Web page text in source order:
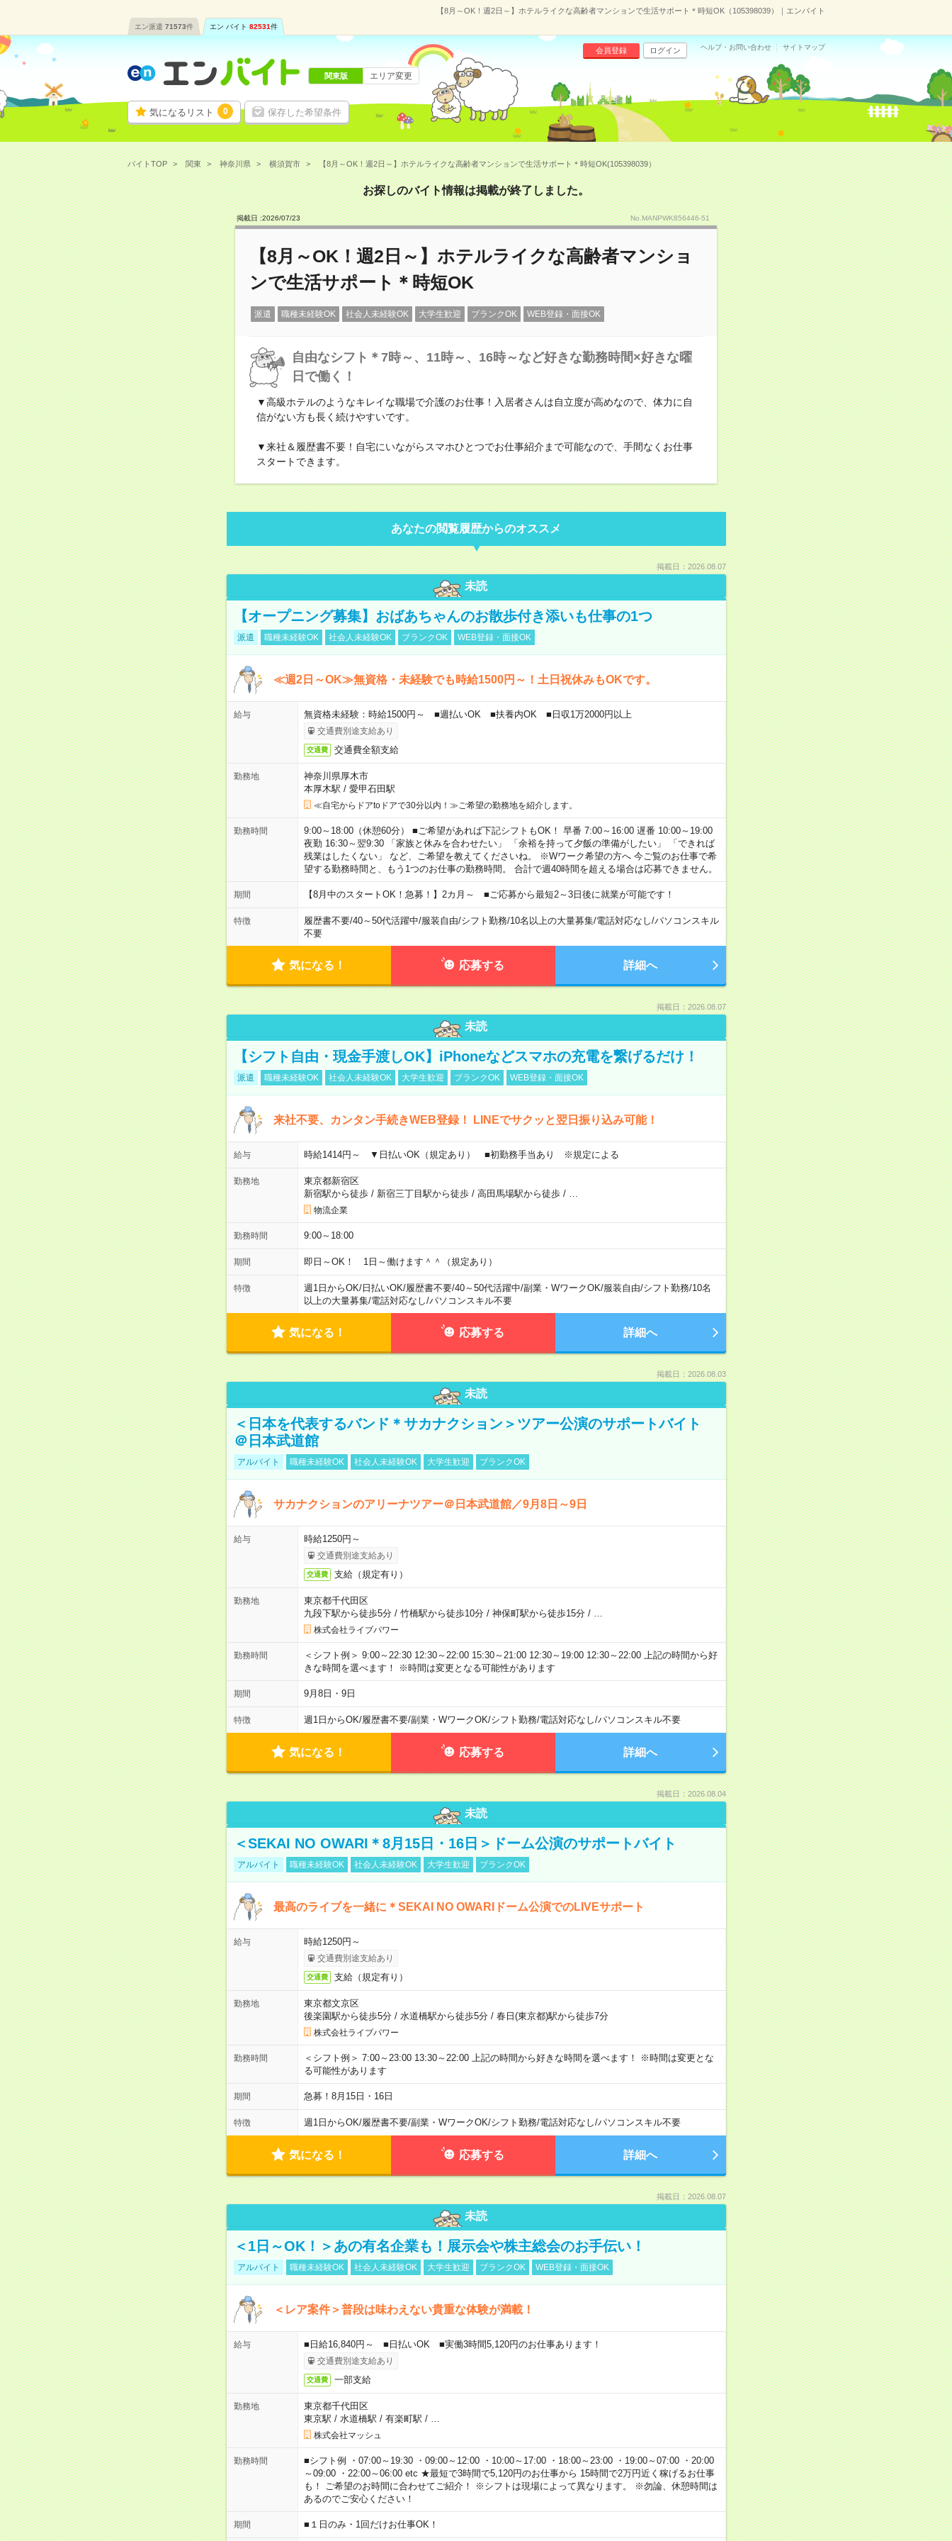
【8月～OK！週2日～】ホテルライクな高齢者マンションで生活サポート＊時短OK（105398039）｜エンバイト
エン派遣 71573件 エン バイト 82531件
気になるリスト 0 保存した希望条件
会員登録 ログイン ヘルプ・お問い合わせ サイトマップ
関東版 エリア変更
バイトTOP 関東 神奈川県 横須賀市 【8月～OK！週2日～】ホテルライクな高齢者マンションで生活サポート＊時短OK(105398039）
お探しのバイト情報は掲載が終了しました。
掲載日 :2026/07/23 No.MANPWK856446-51
【8月～OK！週2日～】ホテルライクな高齢者マンショ
ンで生活サポート＊時短OK
派遣 職種未経験OK 社会人未経験OK 大学生歓迎 ブランクOK WEB登録・面接OK
自由なシフト＊7時～、11時～、16時～など好きな勤務時間×好きな曜
日で働く！
▼高級ホテルのようなキレイな職場で介護のお仕事！入居者さんは自立度が高めなので、体力に自
信がない方も長く続けやすいです。
▼来社＆履歴書不要！自宅にいながらスマホひとつでお仕事紹介まで可能なので、手間なくお仕事
スタートできます。
あなたの閲覧履歴からのオススメ
掲載日：2026.08.07
未読
【オープニング募集】おばあちゃんのお散歩付き添いも仕事の1つ
派遣 職種未経験OK 社会人未経験OK ブランクOK WEB登録・面接OK
≪週2日～OK≫無資格・未経験でも時給1500円～！土日祝休みもOKです。
給与 無資格未経験：時給1500円～ ■週払いOK ■扶養内OK ■日収1万2000円以上
交通費別途支給あり
交通費 交通費全額支給
勤務地
神奈川県厚木市
本厚木駅 / 愛甲石田駅
≪自宅からドアtoドアで30分以内！≫ご希望の勤務地を紹介します。
勤務時間
9:00～18:00（休憩60分） ■ご希望があれば下記シフトもOK！ 早番 7:00～16:00 遅番 10:00～19:00
夜勤 16:30～翌9:30 「家族と休みを合わせたい」 「余裕を持って夕飯の準備がしたい」 「できれば
残業はしたくない」 など、ご希望を教えてくださいね。 ※Wワーク希望の方へ 今ご覧のお仕事で希
望する勤務時間と、もう1つのお仕事の勤務時間。 合計で週40時間を超える場合は応募できません。
期間 【8月中のスタートOK！急募！】2カ月～ ■ご応募から最短2～3日後に就業が可能です！
特徴 履歴書不要/40～50代活躍中/服装自由/シフト勤務/10名以上の大量募集/電話対応なし/パソコンスキル
不要
気になる！ 応募する 詳細へ
掲載日：2026.08.07
未読
【シフト自由・現金手渡しOK】iPhoneなどスマホの充電を繋げるだけ！
派遣 職種未経験OK 社会人未経験OK 大学生歓迎 ブランクOK WEB登録・面接OK
来社不要、カンタン手続きWEB登録！ LINEでサクッと翌日振り込み可能！
給与 時給1414円～ ▼日払いOK（規定あり） ■初勤務手当あり ※規定による
勤務地
東京都新宿区
新宿駅から徒歩/ 新宿三丁目駅から徒歩/ 高田馬場駅から徒歩/
物流企業
勤務時間 9:00～18:00
期間 即日～OK！ 1日～働けます＾＾（規定あり）
特徴 週1日からOK/日払いOK/履歴書不要/40～50代活躍中/副業・WワークOK/服装自由/シフト勤務/10名
以上の大量募集/電話対応なし/パソコンスキル不要
気になる！ 応募する 詳細へ
掲載日：2026.08.03
未読
＜日本を代表するバンド＊サカナクション＞ツアー公演のサポートバイト
＠日本武道館
アルバイト 職種未経験OK 社会人未経験OK 大学生歓迎 ブランクOK
サカナクションのアリーナツアー＠日本武道館／9月8日～9日
給与 時給1250円～
交通費別途支給あり
交通費 支給（規定有り）
勤務地
東京都千代田区
九段下駅から徒歩5分/ 竹橋駅から徒歩10分/ 神保町駅から徒歩15分/
株式会社ライブパワー
勤務時間
＜シフト例＞ 9:00～22:30 12:30～22:00 15:30～21:00 12:30～19:00 12:30～22:00 上記の時間から好
きな時間を選べます！ ※時間は変更となる可能性があります
期間 9月8日・9日
特徴 週1日からOK/履歴書不要/副業・WワークOK/シフト勤務/電話対応なし/パソコンスキル不要
気になる！ 応募する 詳細へ
掲載日：2026.08.04
未読
＜SEKAI NO OWARI＊8月15日・16日＞ドーム公演のサポートバイト
アルバイト 職種未経験OK 社会人未経験OK 大学生歓迎 ブランクOK
最高のライブを一緒に＊SEKAI NO OWARIドーム公演でのLIVEサポート
給与 時給1250円～
交通費別途支給あり
交通費 支給（規定有り）
勤務地
東京都文京区
後楽園駅から徒歩5分/ 水道橋駅から徒歩5分/ 春日(東京都)駅から徒歩7分
株式会社ライブパワー
勤務時間
＜シフト例＞ 7:00～23:00 13:30～22:00 上記の時間から好きな時間を選べます！ ※時間は変更とな
る可能性があります
期間 急募！8月15日・16日
特徴 週1日からOK/履歴書不要/副業・WワークOK/シフト勤務/電話対応なし/パソコンスキル不要
気になる！ 応募する 詳細へ
掲載日：2026.08.07
未読
＜1日～OK！＞あの有名企業も！展示会や株主総会のお手伝い！
アルバイト 職種未経験OK 社会人未経験OK 大学生歓迎 ブランクOK WEB登録・面接OK
＜レア案件＞普段は味わえない貴重な体験が満載！
給与 ■日給16,840円～ ■日払いOK ■実働3時間5,120円のお仕事あります！
交通費別途支給あり
交通費 一部支給
勤務地
東京都千代田区
東京駅 / 水道橋駅 / 有楽町駅 /
株式会社マッシュ
勤務時間
■シフト例 ・07:00～19:30 ・09:00～12:00 ・10:00～17:00 ・18:00～23:00 ・19:00～07:00 ・20:00
～09:00 ・22:00～06:00 etc ★最短で3時間で5,120円のお仕事から 15時間で2万円近く稼げるお仕事
も！ ご希望のお時間に合わせてご紹介！ ※シフトは現場によって異なります。 ※勿論、休憩時間は
あるのでご安心ください！
期間 ■１日のみ・1回だけお仕事OK！